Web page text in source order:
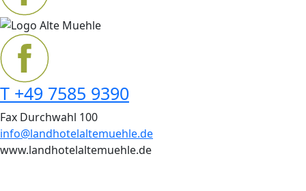
T +49 7585 9390
Fax Durchwahl 100
info@landhotelaltemuehle.de
www.landhotelaltemuehle.de